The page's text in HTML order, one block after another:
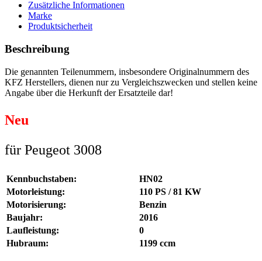
Zusätzliche Informationen
Marke
Produktsicherheit
Beschreibung
Die genannten Teilenummern, insbesondere Originalnummern des
KFZ Herstellers, dienen nur zu Vergleichszwecken und stellen keine
Angabe über die Herkunft der Ersatzteile dar!
Neu
für Peugeot 3008
Kennbuchstaben:
HN02
Motorleistung:
110 PS / 81 KW
Motorisierung:
Benzin
Baujahr:
2016
Laufleistung:
0
Hubraum:
1199 ccm